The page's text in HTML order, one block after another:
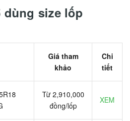
dùng size lốp
Giá tham
khảo
Chi
tiết
Từ 2,910,000
đồng/lốp
XEM